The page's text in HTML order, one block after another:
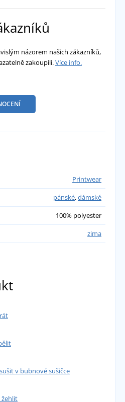
názorem našich zákazníků,
zakoupili.Více info.
Printwear
pánské,dámské
100% polyester
zima
v bubnové sušičce
žehlit